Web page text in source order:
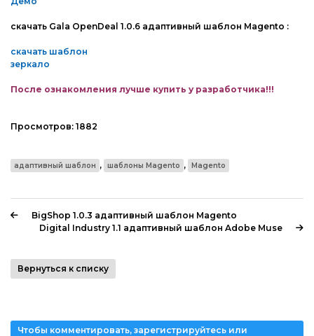
скачать Gala OpenDeal 1.0.6 адаптивный шаблон Magento :
скачать шаблон
зеркало
После ознакомления лучше купить у разработчика!!!
Просмотров: 1882
адаптивный шаблон , шаблоны Magento , Magento
BigShop 1.0.3 адаптивный шаблон Magento
Digital Industry 1.1 адаптивный шаблон Adobe Muse
Вернуться к списку
Чтобы комментировать, зарегистрируйтесь или